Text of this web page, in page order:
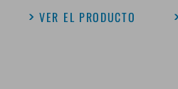
VER EL PRODUCTO